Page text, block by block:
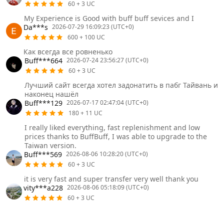
60 + 3 UC
My Experience is Good with buff buff sevices and I
Da***s 2026-07-29 16:09:23 (UTC+0)
600 + 100 UC
Как всегда все ровненько
Buff***664 2026-07-24 23:56:27 (UTC+0)
60 + 3 UC
Лучший сайт всегда хотел задонатить в пабг Тайвань и
наконец нашёл
Buff***129 2026-07-17 02:47:04 (UTC+0)
180 + 11 UC
I really liked everything, fast replenishment and low
prices thanks to BuffBuff, I was able to upgrade to the
Taiwan version.
Buff***569 2026-08-06 10:28:20 (UTC+0)
60 + 3 UC
it is very fast and super transfer very well thank you
vity***a228 2026-08-06 05:18:09 (UTC+0)
60 + 3 UC